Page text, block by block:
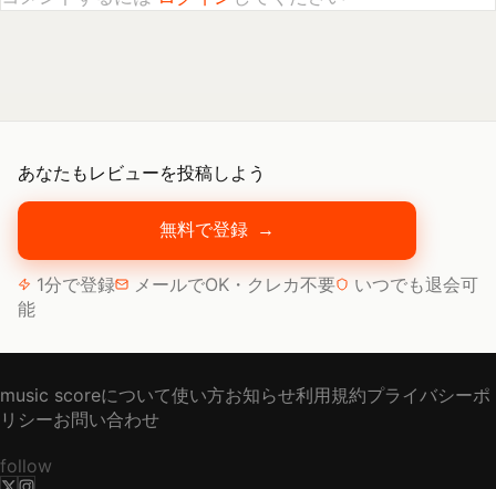
あなたもレビューを投稿しよう
無料で登録 →
1分で登録 メールでOK・クレカ不要
いつでも退会可
能
music scoreについて使い方お知らせ利用規約プライバシーポ
リシーお問い合わせ
follow